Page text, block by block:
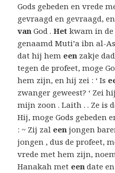
Gods gebeden en vrede
gevraagd en gevraagd,
van God .Het kwam in
genaamd Muti’a ibn al-
dat hij hem een ​​zakje
tegen de profeet, moge
hem zijn, en hij zei : ‘ Is
zwanger geweest? ‘ Zei
mijn zoon . Laith . . Ze is
Hij, moge Gods gebeden
: ~ Zij zal een jongen
jongen , dus de profeet,
vrede met hem zijn,
Hanakah met een date